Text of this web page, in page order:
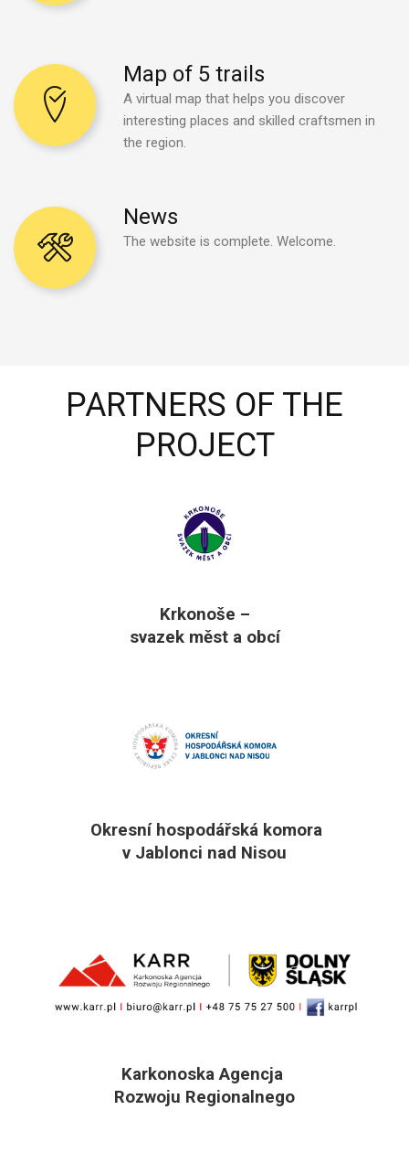
Map of 5 trails
A virtual map that helps you discover
interesting places and skilled craftsmen in
the region.
News
The website is complete. Welcome.
PARTNERS OF THE
PROJECT
Krkonoše –
svazek měst a obcí
Okresní hospodářská komora
v Jablonci nad Nisou
Karkonoska Agencja
Rozwoju Regionalnego